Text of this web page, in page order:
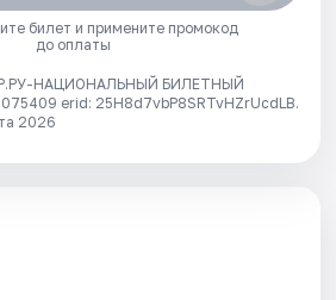
билет и примените промокод
до оплаты
НАЦИОНАЛЬНЫЙ БИЛЕТНЫЙ
erid: 25H8d7vbP8SRTvHZrUcdLB.
2026